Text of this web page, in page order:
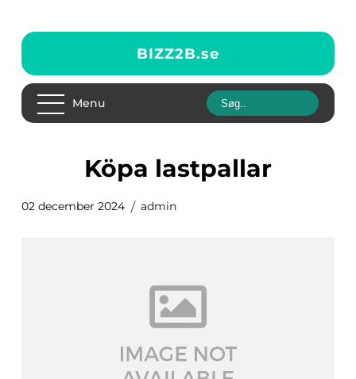
BIZZ2B.se
Menu
Köpa lastpallar
02 december 2024 admin